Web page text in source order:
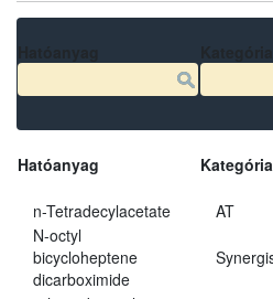
Hatóanyag Kategória
n-Tetradecylacetate
AT
N-octyl
bicycloheptene
dicarboximide